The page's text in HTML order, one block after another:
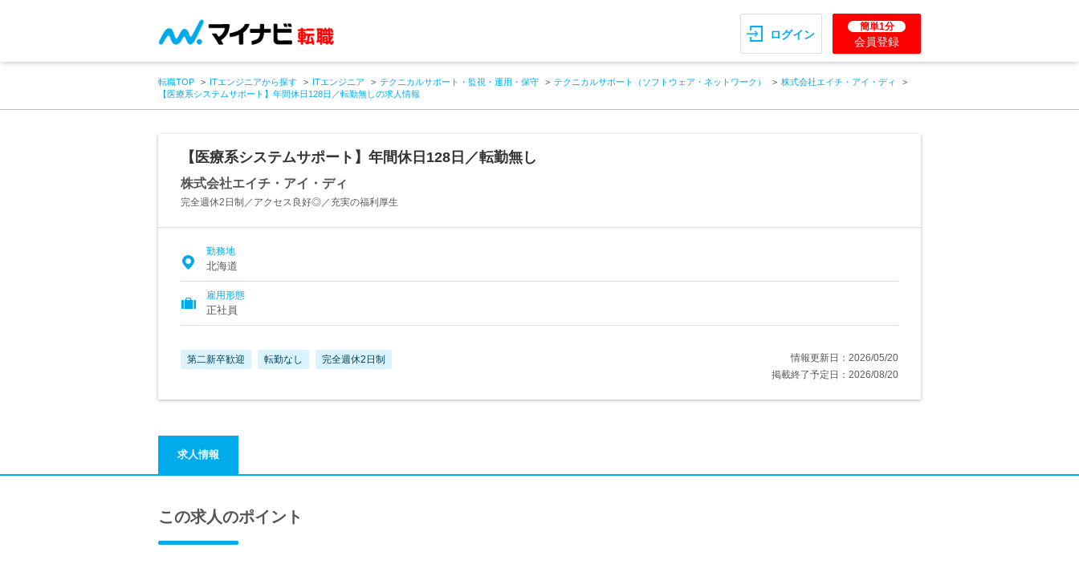
ログイン
簡単1分
会員登録
転職TOP ITエンジニアから探す ITエンジニア テクニカルサポート・監視・運用・保守 テクニカルサポート（ソフトウェア・ネットワーク）
株式会社エイチ・アイ・ディ
【医療系システムサポート】年間休日128日／転勤無しの求人情報
【医療系システムサポート】年間休日128日／転勤無し
株式会社エイチ・アイ・ディ
完全週休2日制／アクセス良好◎／充実の福利厚生
勤務地
北海道
雇用形態
正社員
第二新卒歓迎 転勤なし 完全週休2日制
情報更新日：2026/05/20
掲載終了予定日：2026/08/20
求人情報
この求人のポイント